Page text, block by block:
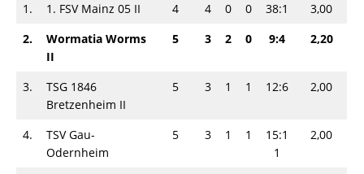
1. 1. FSV Mainz 05 II 4 4 0 0 38:1
3,00
2.
Wormatia Worms
II
5 3 2 0 9:4 2,20
3.
TSG 1846
Bretzenheim II
5 3 1 1 12:6 2,00
4.
TSV Gau-
Odernheim
5 3 1 1
15:1
1
2,00